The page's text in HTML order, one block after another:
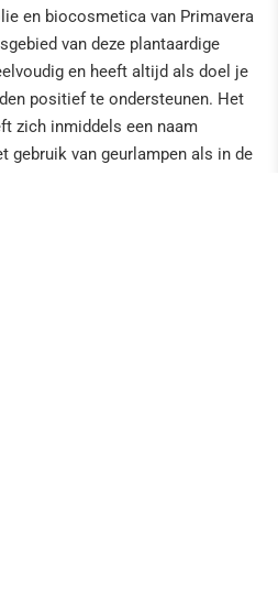
en biocosmetica van Primavera
van deze plantaardige
en heeft altijd als doel je
positief te ondersteunen. Het
zich inmiddels een naam
gebruik van geurlampen als in de